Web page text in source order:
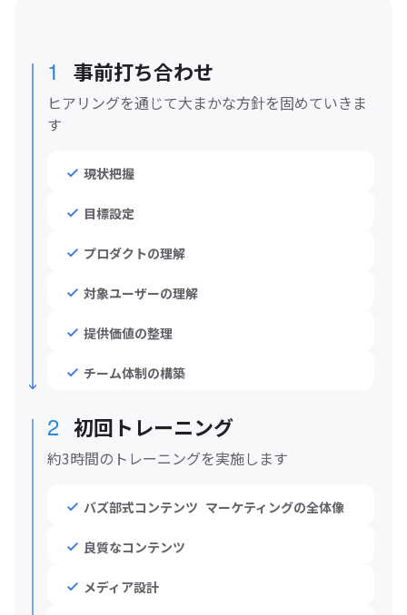
1 事前打ち合わせ
ヒアリングを通じて大まかな方針を固めていきま
す
現状把握
目標設定
プロダクトの理解
対象ユーザーの理解
提供価値の整理
チーム体制の構築
2 初回トレーニング
約3時間のトレーニングを実施します
バズ部式コンテンツ マーケティングの全体像
良質なコンテンツ
メディア設計